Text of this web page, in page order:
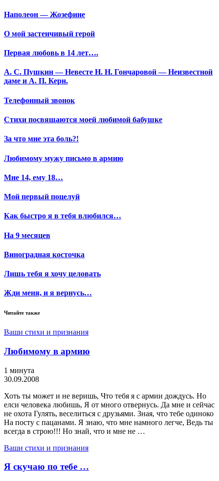
Наполеон — Жозефине
О мой застенчивый герой
Первая любовь в 14 лет….
А. С. Пушкин — Невесте Н. Н. Гончаровой — Неизвестной
даме и А. П. Керн.
Телефонный звонок
Стихи посвящаются моей любимой бабушке
За что мне эта боль?!
Любимому мужу письмо в армию
Мне 14, ему 18…
Мой первый поцелуй
Как быстро я в тебя влюбился…
На 9 месяцев
Виноградная косточка
Лишь тебя я хочу целовать
Жди меня, и я вернусь…
Читайте также
Ваши стихи и признания
Любимому в армию
1 минута
30.09.2008
Хоть ты может и не веришь, Что тебя я с армии дождусь. Но
елси человека любишь, Я от много отвернусь. Да мне и сейчас
не охота Гулять, веселиться с друзьями. Зная, что тебе одиноко
На посту с пацанами. Я знаю, что мне намного легче, Ведь ты
всегда в строю!!! Но знай, что и мне не …
Ваши стихи и признания
Я скучаю по тебе …